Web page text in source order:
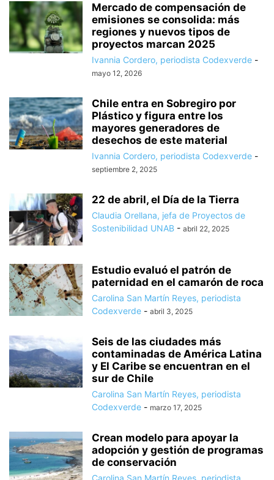
Mercado de compensación de
emisiones se consolida: más
regiones y nuevos tipos de
proyectos marcan 2025
Ivannia Cordero, periodista Codexverde -
mayo 12, 2026
Chile entra en Sobregiro por
Plástico y figura entre los
mayores generadores de
desechos de este material
Ivannia Cordero, periodista Codexverde -
septiembre 2, 2025
22 de abril, el Día de la Tierra
Claudia Orellana, jefa de Proyectos de
Sostenibilidad UNAB - abril 22, 2025
Estudio evaluó el patrón de
paternidad en el camarón de roca
Carolina San Martín Reyes, periodista
Codexverde - abril 3, 2025
Seis de las ciudades más
contaminadas de América Latina
y El Caribe se encuentran en el
sur de Chile
Carolina San Martín Reyes, periodista
Codexverde - marzo 17, 2025
Crean modelo para apoyar la
adopción y gestión de programas
de conservación
Carolina San Martín Reyes, periodista